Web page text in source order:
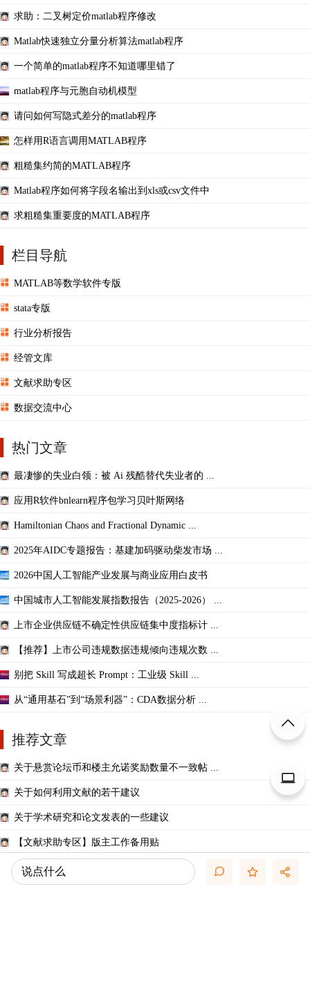
求助：二叉树定价matlab程序修改
Matlab快速独立分量分析算法matlab程序
一个简单的matlab程序不知道哪里错了
matlab程序与元胞自动机模型
请问如何写隐式差分的matlab程序
怎样用R语言调用MATLAB程序
粗糙集约简的MATLAB程序
Matlab程序如何将字段名输出到xls或csv文件中
求粗糙集重要度的MATLAB程序
栏目导航
MATLAB等数学软件专版
stata专版
行业分析报告
经管文库
文献求助专区
数据交流中心
热门文章
最凄惨的失业白领：被 Ai 残酷替代失业者的 ...
应用R软件bnlearn程序包学习贝叶斯网络
Hamiltonian Chaos and Fractional Dynamic ...
2025年AIDC专题报告：基建加码驱动柴发市场 ...
2026中国人工智能产业发展与商业应用白皮书
中国城市人工智能发展指数报告（2025-2026） ...
上市企业供应链不确定性供应链集中度指标计 ...
【推荐】上市公司违规数据违规倾向违规次数 ...
别把 Skill 写成超长 Prompt：工业级 Skill ...
从“通用基石”到“场景利器”：CDA数据分析 ...
推荐文章
关于悬赏论坛币和楼主允诺奖励数量不一致帖 ...
关于如何利用文献的若干建议
关于学术研究和论文发表的一些建议
【文献求助专区】版主工作备用贴
一些免费的文献资源大全（来源可靠）
说点什么